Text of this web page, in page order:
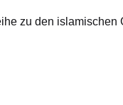
zu den